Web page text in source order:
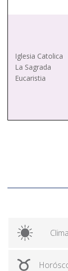
Iglesia Catolica
La Sagrada
Eucaristia
Clima